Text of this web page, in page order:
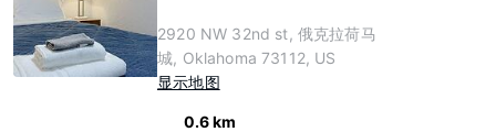
2920 NW 32nd st, 俄克拉荷马
城, Oklahoma 73112, US
显示地图
0.6 km